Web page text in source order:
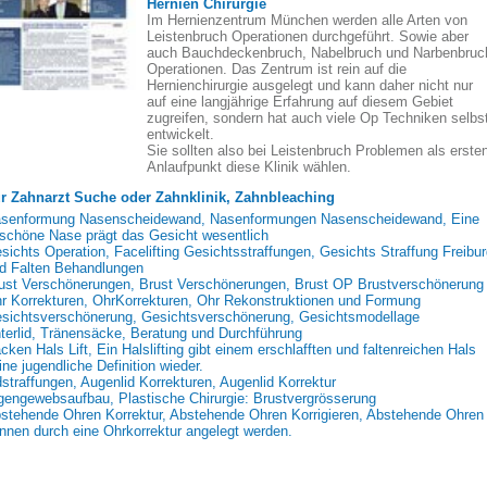
Hernien Chirurgie
Im Hernienzentrum München werden alle Arten von
Leistenbruch Operationen durchgeführt. Sowie aber
auch Bauchdeckenbruch, Nabelbruch und
Operationen. Das Zentrum ist rein auf die
Hernienchirurgie ausgelegt und kann daher nicht nur
auf eine langjährige Erfahrung auf diesem Gebiet
zugreifen, sondern hat auch viele Op Techniken
entwickelt.
Sie sollten also bei Leistenbruch Problemen als
Anlaufpunkt diese Klinik wählen.
Zahnarzt Suche oder Zahnklinik, Zahnbleaching
Nasenscheidewand, Nasenformungen Nasenscheidewand, Eine
Nase prägt das Gesicht wesentlich
Operation, Facelifting Gesichtsstraffungen, Gesichts Straffung
Falten Behandlungen
Verschönerungen, Brust Verschönerungen, Brust OP Brustverschönerung
Korrekturen, OhrKorrekturen, Ohr Rekonstruktionen und Formung
Gesichtsverschönerung, Gesichtsmodellage
Tränensäcke, Beratung und Durchführung
Hals Lift, Ein Halslifting gibt einem erschlafften und faltenreichen Hals
jugendliche Definition wieder.
Augenlid Korrekturen, Augenlid Korrektur
Plastische Chirurgie: Brustvergrösserung
Ohren Korrektur, Abstehende Ohren Korrigieren, Abstehende Ohren
durch eine Ohrkorrektur angelegt werden.